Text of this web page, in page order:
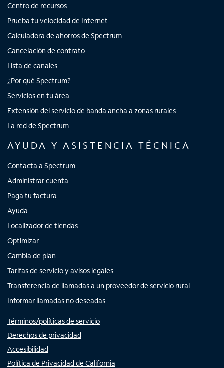
Centro de recursos
Prueba tu velocidad de Internet
Calculadora de ahorros de Spectrum
Cancelación de contrato
Lista de canales
¿Por qué Spectrum?
Servicios en tu área
Extensión del servicio de banda ancha a zonas rurales
La red de Spectrum
AYUDA Y ASISTENCIA TÉCNICA
Contacta a Spectrum
Administrar cuenta
Paga tu factura
Ayuda
Localizador de tiendas
Optimizar
Cambia de plan
Tarifas de servicio y avisos legales
Transferencia de llamadas a un proveedor de servicio rural
Informar llamadas no deseadas
Términos/políticas de servicio
Derechos de privacidad
Accesibilidad
Política de Privacidad de California